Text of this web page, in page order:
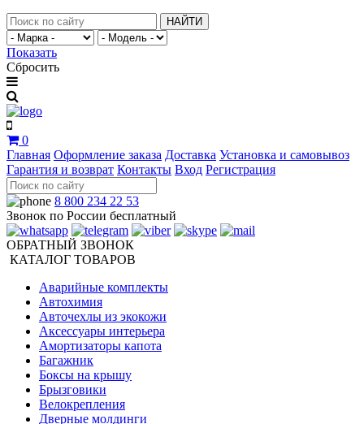
НАЙТИ
Показать
Сбросить
0
Главная Оформление заказа Доставка Установка и самовывоз
Гарантия и возврат Контакты Вход Регистрация
8 800 234 22 53
Звонок по России бесплатный
ОБРАТНЫЙ ЗВОНОК
КАТАЛОГ ТОВАРОВ
Аварийные комплекты
Автохимия
Авточехлы из экокожи
Аксессуары интерьера
Амортизаторы капота
Багажник
Боксы на крышу
Брызговики
Велокрепления
Дверные молдинги